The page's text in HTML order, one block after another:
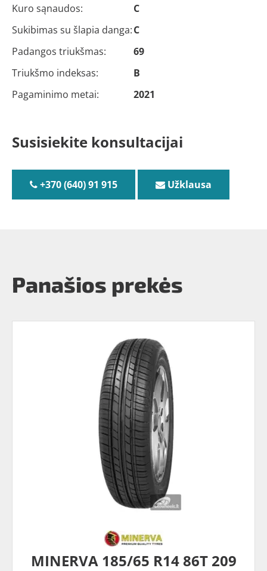
Kuro sąnaudos:
C
Sukibimas su šlapia danga:C
Padangos triukšmas:
69
Triukšmo indeksas:
B
Pagaminimo metai:
2021
Susisiekite konsultacijai
+370 (640) 91 915 Užklausa
Panašios prekės
MINERVA 185/65 R14 86T 209